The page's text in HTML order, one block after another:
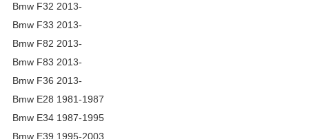
Bmw F32 2013-
Bmw F33 2013-
Bmw F82 2013-
Bmw F83 2013-
Bmw F36 2013-
Bmw E28 1981-1987
Bmw E34 1987-1995
Bmw E39 1995-2003